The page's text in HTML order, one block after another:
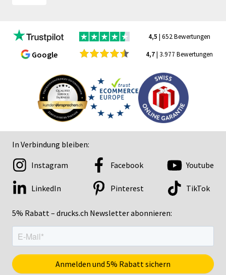
4,5 | 652 Bewertungen
Google 4,7| 3.977 Bewertungen
In Verbindung bleiben:
5% Rabatt – drucks.ch Newsletter abonnieren:
Instagram Facebook Youtube
LinkedIn Pinterest TikTok